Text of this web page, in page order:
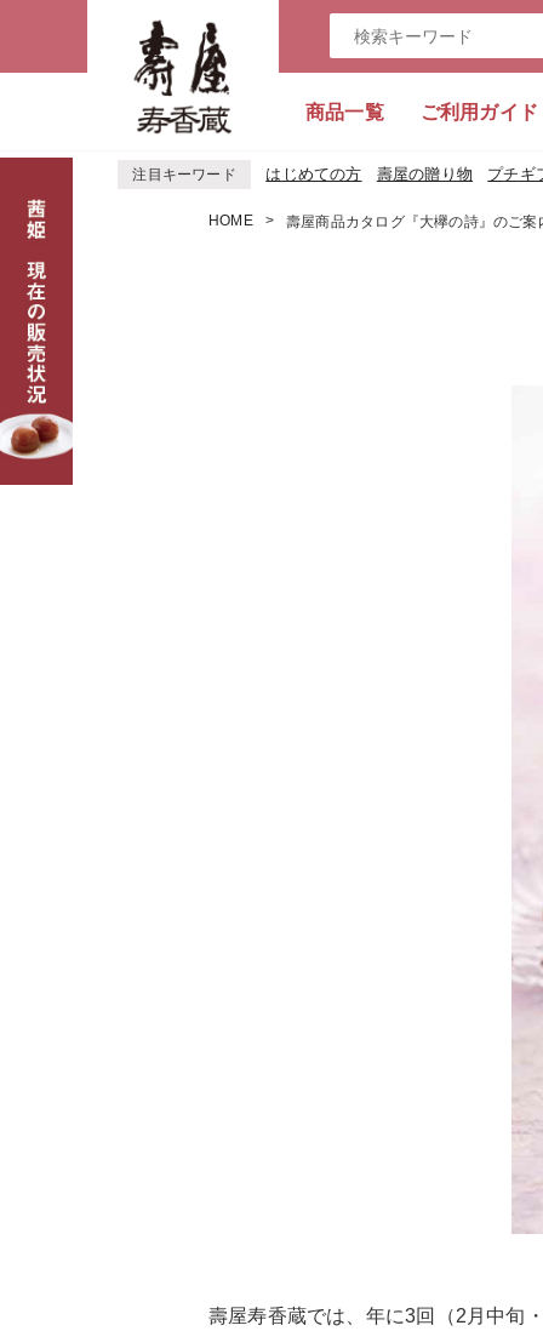
商品一覧 ご利用ガイド
注目キーワード はじめての方 壽屋の贈り物 プチギ
HOME 壽屋商品カタログ『大欅の詩』のご案
壽屋寿香蔵では、年に3回（2月中旬